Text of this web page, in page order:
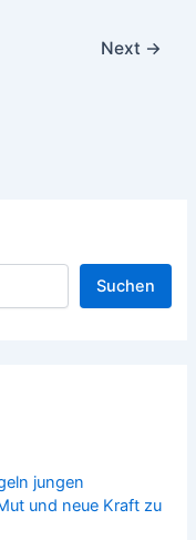
Next →
Suchen
jungen
und neue Kraft zu